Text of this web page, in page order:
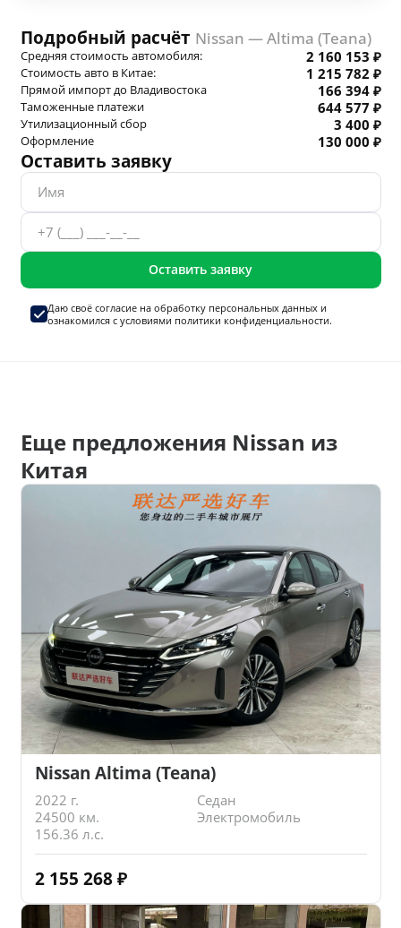
Подробный расчёт Nissan — Altima (Teana)
Средняя стоимость автомобиля: 2 160 153 ₽
Стоимость авто в Китае: 1 215 782 ₽
Прямой импорт до Владивостока 166 394 ₽
Таможенные платежи 644 577 ₽
Утилизационный сбор 3 400 ₽
Оформление 130 000 ₽
Оставить заявку
Оставить заявку
Даю своё согласие на обработку персональных данныхи
ознакомился с условиями политики конфиденциальности.
Еще предложения Nissan из
Китая
Nissan Altima (Teana)
2022 г.
Седан
24500 км.
Электромобиль
156.36 л.с.
2 155 268 ₽